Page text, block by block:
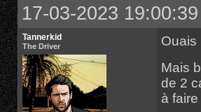
17-03-2023 19:00:39
Tannerkid
The Driver
Ouais
Mais
de 2
à